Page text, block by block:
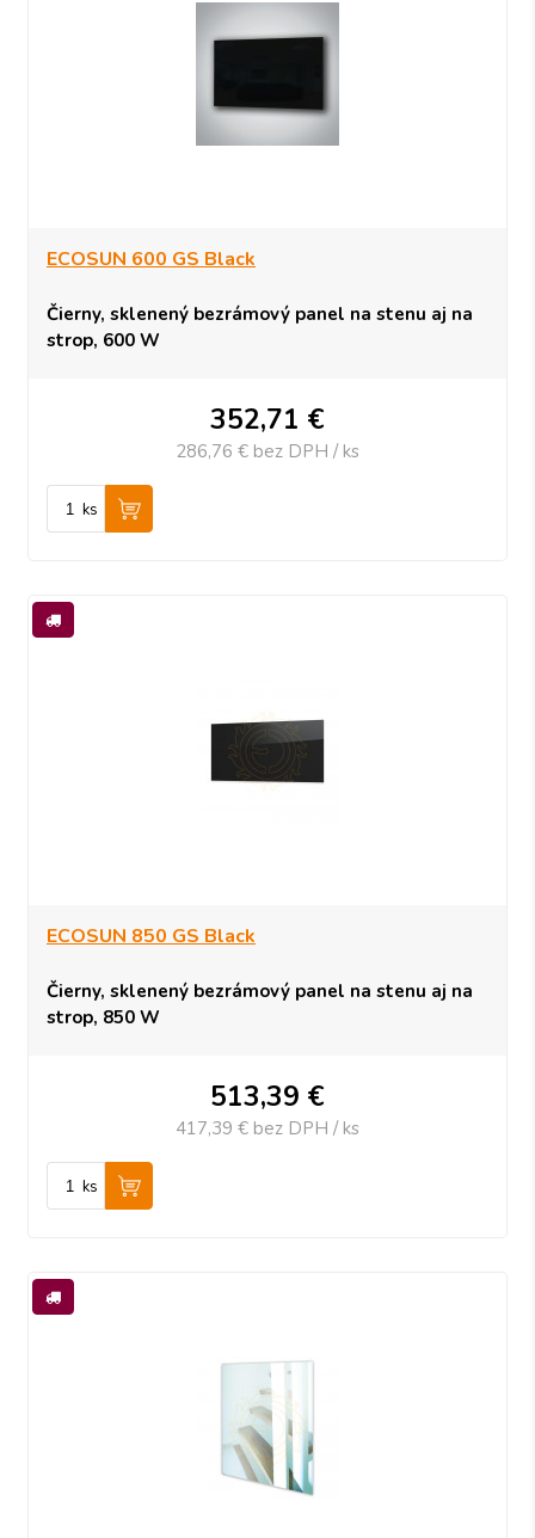
ECOSUN 600 GS Black
Čierny, sklenený bezrámový panel na stenu aj na
strop, 600 W
352,71 €
286,76 € bez DPH / ks
ks
ECOSUN 850 GS Black
Čierny, sklenený bezrámový panel na stenu aj na
strop, 850 W
513,39 €
417,39 € bez DPH / ks
ks